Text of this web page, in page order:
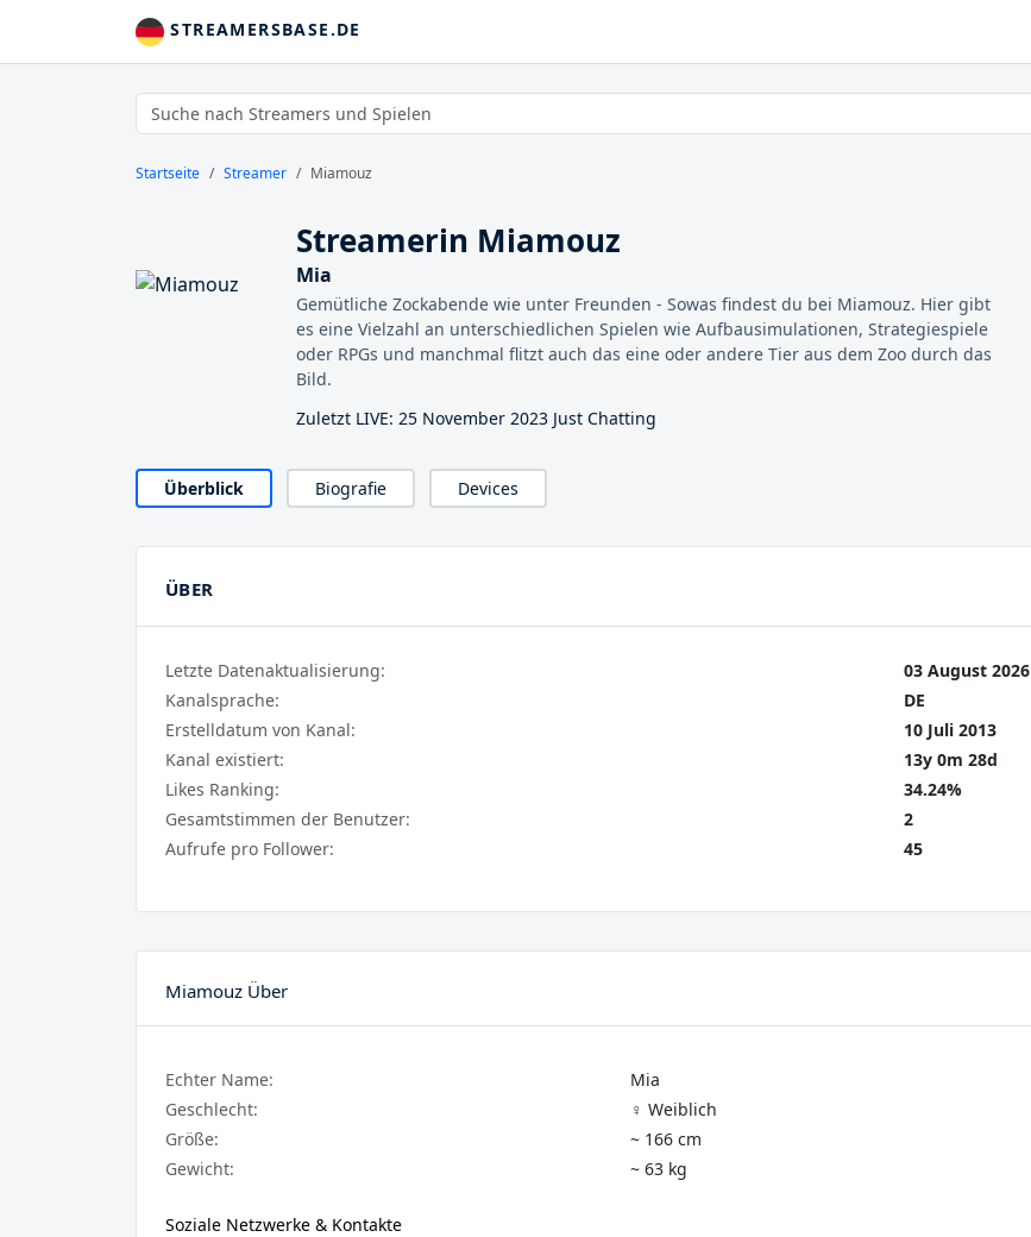
STREAMERSBASE.DE
Startseite Streamer Miamouz
Streamerin Miamouz
Mia
Gemütliche Zockabende wie unter Freunden - Sowas findest du bei Miamouz. Hier gibt
es eine Vielzahl an unterschiedlichen Spielen wie Aufbausimulationen, Strategiespiele
oder RPGs und manchmal flitzt auch das eine oder andere Tier aus dem Zoo durch das
Bild.
Zuletzt LIVE: 25 November 2023 Just Chatting
Überblick Biografie Devices
ÜBER
Letzte Datenaktualisierung:
03 August 2026
Kanalsprache:
DE
Erstelldatum von Kanal:
10 Juli 2013
Kanal existiert:
13y 0m 28d
Likes Ranking:
34.24%
Gesamtstimmen der Benutzer:
2
Aufrufe pro Follower:
45
Miamouz Über
Echter Name:
Mia
Geschlecht:
♀️ Weiblich
Größe:
~ 166 cm
Gewicht:
~ 63 kg
Soziale Netzwerke & Kontakte